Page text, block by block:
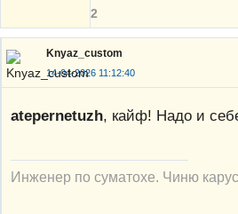
2
Knyaz_custom
14-04-2026 11:12:40
atepernetuzh, кайф! Надо и
Инженер по суматохе. Чиню